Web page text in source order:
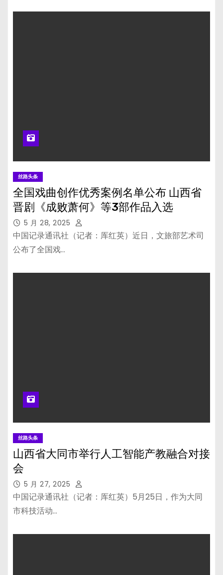
丝路头条
全国戏曲创作优秀案例名单公布 山西省
晋剧《成败萧何》等3部作品入选
5 月 28, 2025
中国记录通讯社（记者：厍红英）近日，文旅部艺术司
公布了全国戏…
丝路头条
山西省大同市举行人工智能产教融合对接
会
5 月 27, 2025
中国记录通讯社（记者：厍红英）5月25日，作为大同
市科技活动…